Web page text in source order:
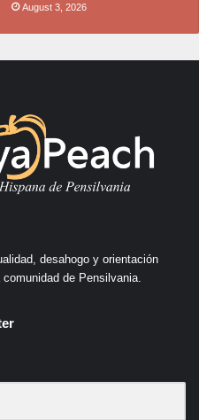
August 3, 2026
desahogo y orientación
de Pensilvania.